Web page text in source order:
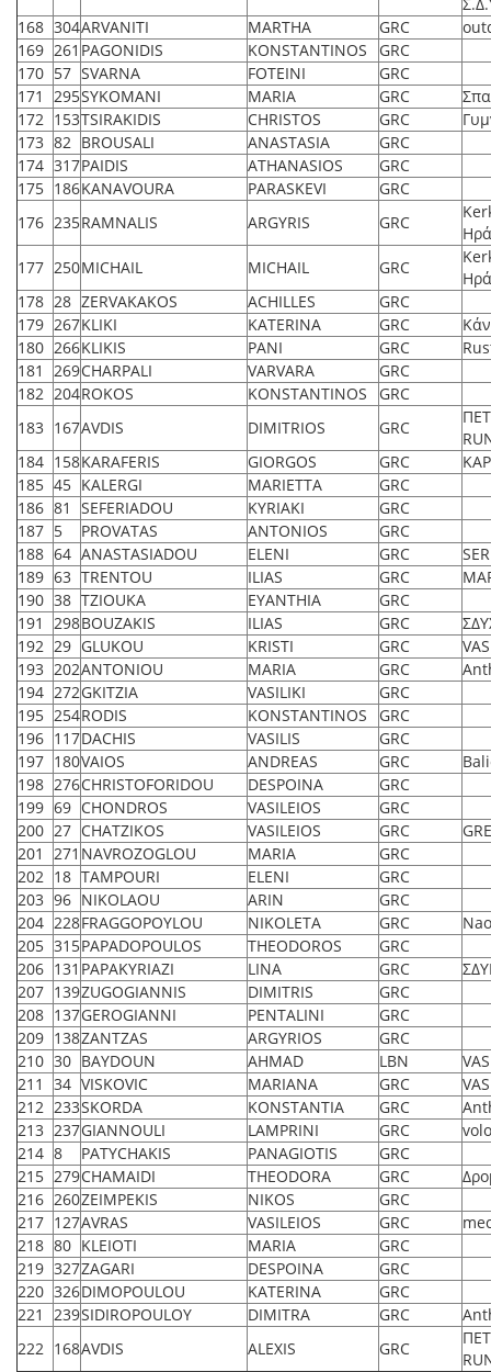
168 304ARVANITI MARTHA GRC
169 261 PAGONIDIS KONSTANTINOS
GRC
170 57 SVARNA FOTEINI
GRC
171
295SYKOMANI MARIA GRC
172 153TSIRAKIDIS CHRISTOS GRC
173 82 BROUSALI ANASTASIA
GRC
174 317PAIDIS ATHANASIOS
GRC
175 186KANAVOURA PARASKEVI
GRC
176 235RAMNALIS ARGYRIS GRC
177 250MICHAIL MICHAIL GRC
178 28 ZERVAKAKOS ACHILLES
GRC
179 267KLIKI KATERINA GRC
180 266KLIKIS PANI GRC
181
269CHARPALI VARVARA
GRC
182 204ROKOS KONSTANTINOS
GRC
183 167AVDIS DIMITRIOS GRC
184 158KARAFERIS GIORGOS GRC
185 45 KALERGI MARIETTA
GRC
186 81 SEFERIADOU KYRIAKI
GRC
187 5 PROVATAS ANTONIOS
GRC
188 64 ANASTASIADOU ELENI GRC
189 63 TRENTOU ILIAS GRC
190 38 TZIOUKA EYANTHIA
GRC
191
298BOUZAKIS ILIAS GRC
192 29 GLUKOU KRISTI GRC
193 202ANTONIOU MARIA GRC
194 272GKITZIA VASILIKI
GRC
195 254RODIS KONSTANTINOS
GRC
196 117DACHIS VASILIS
GRC
197 180VAIOS ANDREAS GRC
198 276CHRISTOFORIDOU DESPOINA
GRC
199 69 CHONDROS VASILEIOS
GRC
200 27 CHATZIKOS VASILEIOS GRC
201
271 NAVROZOGLOU MARIA
GRC
202 18 TAMPOURI ELENI
GRC
203 96 NIKOLAOU ARIN
GRC
204 228FRAGGOPOYLOU NIKOLETA GRC
205 315PAPADOPOULOS THEODOROS
GRC
206 131 PAPAKYRIAZI LINA GRC
207 139ZUGOGIANNIS DIMITRIS
GRC
208 137GEROGIANNI PENTALINI
GRC
209 138ZANTZAS ARGYRIOS
GRC
210 30 BAYDOUN AHMAD LBN
211
34 VISKOVIC MARIANA GRC
212 233SKORDA KONSTANTIA GRC
213 237GIANNOULI LAMPRINI GRC
214 8 PATYCHAKIS PANAGIOTIS
GRC
215 279CHAMAIDI THEODORA GRC
216 260ZEIMPEKIS NIKOS
GRC
217 127AVRAS VASILEIOS GRC
218 80 KLEIOTI MARIA
GRC
219 327ZAGARI DESPOINA
GRC
220 326DIMOPOULOU KATERINA
GRC
221
239SIDIROPOULOY DIMITRA GRC
222 168AVDIS ALEXIS GRC